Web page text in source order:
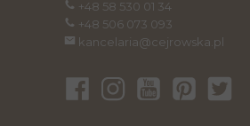
+48 58 530 01 34
+48 506 073 093
kancelaria@cejrowska.pl